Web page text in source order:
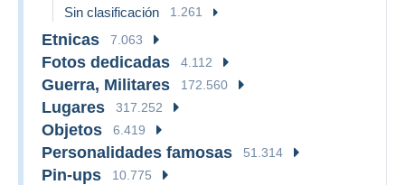
Sin clasificación 1.261
Etnicas 7.063
Fotos dedicadas 4.112
Guerra, Militares 172.560
Lugares 317.252
Objetos 6.419
Personalidades famosas 51.314
Pin-ups 10.775